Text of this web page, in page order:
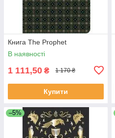
Книга The Prophet
В наявності
1 111,50 ₴ 1 170 ₴
Купити
–5%